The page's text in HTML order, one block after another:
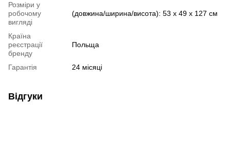
Розміри у
робочому
вигляді
(довжина/ширина/висота): 53 x 49 x 127 см
Країна
реєстрації
бренду
Польща
Гарантія 24 місяці
Відгуки